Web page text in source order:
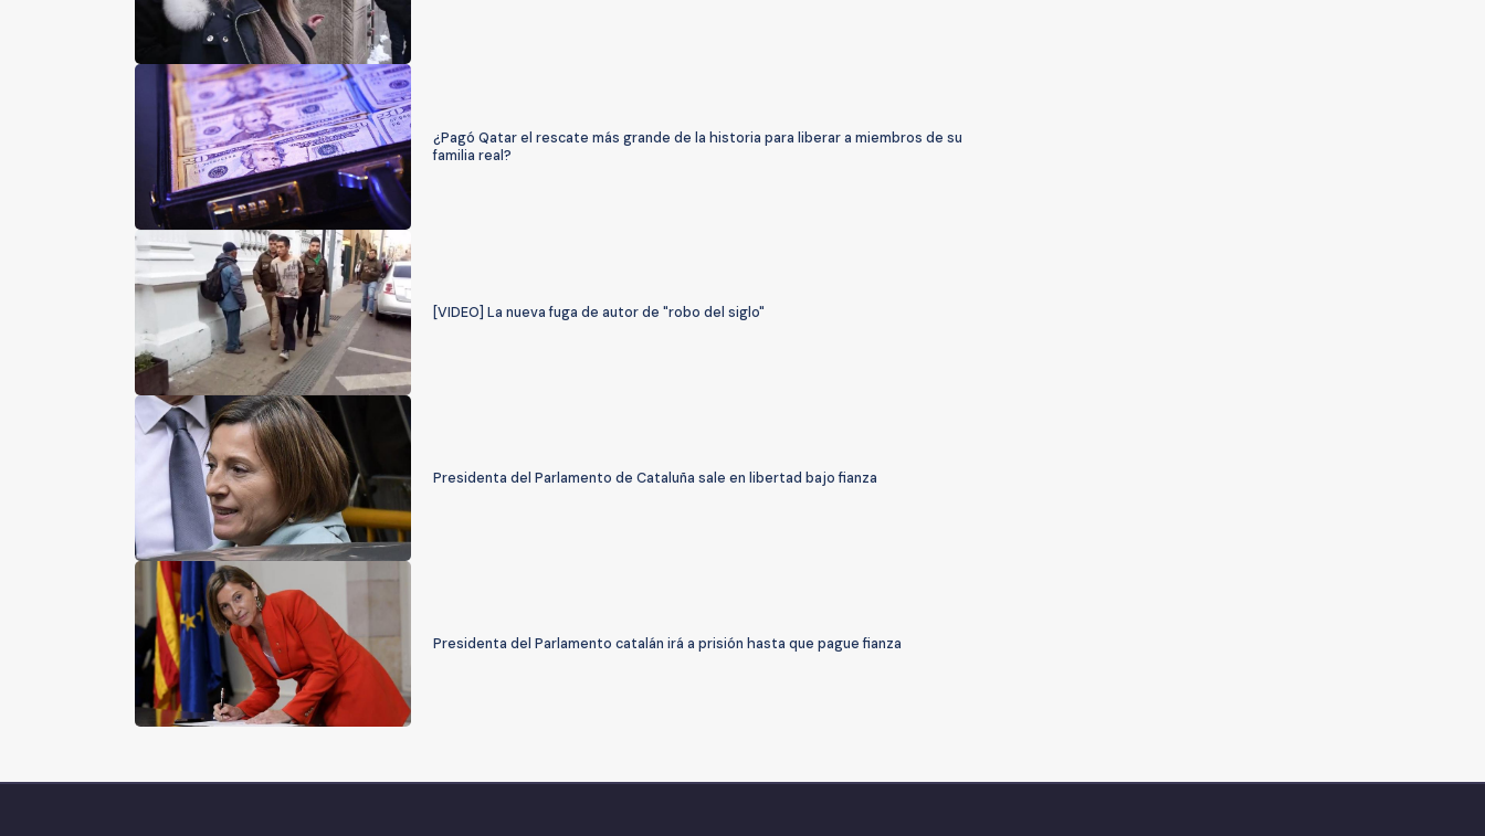
¿Pagó Qatar el rescate más grande de la historia para liberar a miembros de su
familia real?
[VIDEO] La nueva fuga de autor de "robo del siglo"
Presidenta del Parlamento de Cataluña sale en libertad bajo fianza
Presidenta del Parlamento catalán irá a prisión hasta que pague fianza